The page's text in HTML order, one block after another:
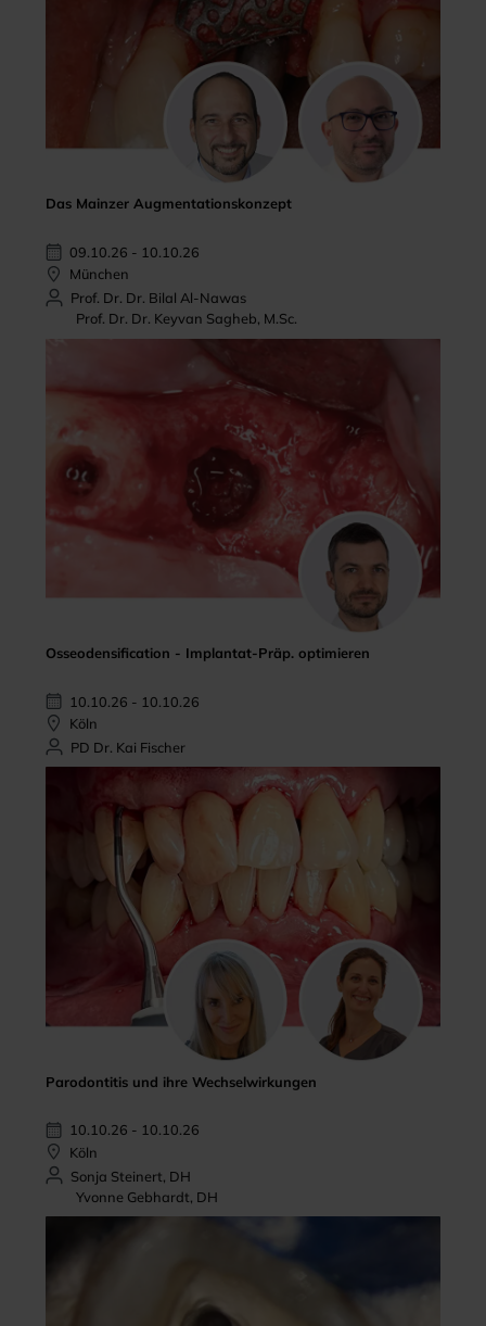
Das Mainzer Augmentationskonzept
09.10.26 - 10.10.26
München
Prof. Dr. Dr. Bilal Al-Nawas
Prof. Dr. Dr. Keyvan Sagheb, M.Sc.
Osseodensification - Implantat-Präp. optimieren
10.10.26 - 10.10.26
Köln
PD Dr. Kai Fischer
Parodontitis und ihre Wechselwirkungen
10.10.26 - 10.10.26
Köln
Sonja Steinert, DH
Yvonne Gebhardt, DH